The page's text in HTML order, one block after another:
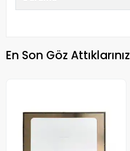
En Son Göz Attıklarınız